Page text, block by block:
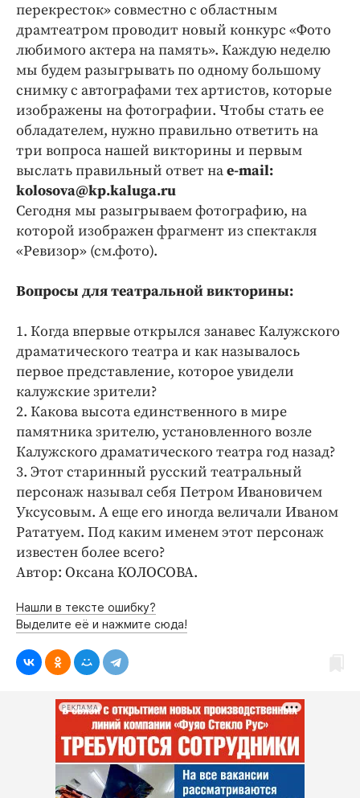
перекресток» совместно с областным
драмтеатром проводит новый конкурс «Фото
любимого актера на память». Каждую неделю
мы будем разыгрывать по одному большому
снимку с автографами тех артистов, которые
изображены на фотографии. Чтобы стать ее
обладателем, нужно правильно ответить на
три вопроса нашей викторины и первым
выслать правильный ответ наe-mail:
kolosova@kp.kaluga.ru
Сегодня мы разыгрываем фотографию, на
которой изображен фрагмент из спектакля
«Ревизор» (см.фото).
Вопросы для театральной викторины:
1. Когда впервые открылся занавес Калужского
драматического театра и как называлось
первое представление, которое увидели
калужские зрители?
2. Какова высота единственного в мире
памятника зрителю, установленного возле
Калужского драматического театра год назад?
3. Этот старинный русский театральный
персонаж называл себя Петром Ивановичем
Уксусовым. А еще его иногда величали Иваном
Рататуем. Под каким именем этот персонаж
известен более всего?
Автор: Оксана КОЛОСОВА.
Нашли в тексте ошибку?
Выделите её и нажмите сюда!
РЕКЛАМА